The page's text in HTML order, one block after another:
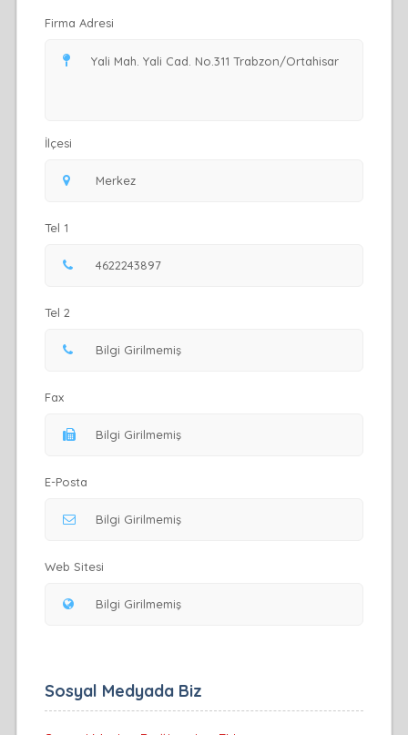
Firma Adresi
İlçesi
Tel 1
Tel 2
Fax
E-Posta
Web Sitesi
Sosyal Medyada Biz